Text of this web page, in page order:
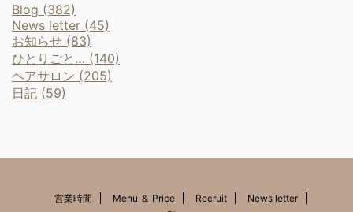
Blog (382)
News letter (45)
お知らせ (83)
ひとりごと… (140)
ヘアサロン (205)
日記 (59)
営業時間 Menu ＆ Price Recruit
News letter